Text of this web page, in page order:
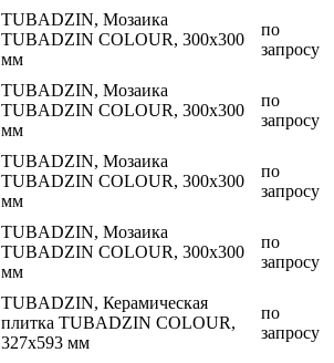
TUBADZIN, Мозаика
TUBADZIN COLOUR, 300x300
мм
по
запросу
TUBADZIN, Мозаика
TUBADZIN COLOUR, 300x300
мм
по
запросу
TUBADZIN, Мозаика
TUBADZIN COLOUR, 300x300
мм
по
запросу
TUBADZIN, Мозаика
TUBADZIN COLOUR, 300x300
мм
по
запросу
TUBADZIN, Керамическая
плитка TUBADZIN COLOUR,
327x593 мм
по
запросу